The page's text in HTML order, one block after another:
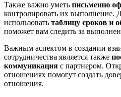
Также важно уметь письменно
контролировать их выполнение.
использовать таблицу сроков и
поможет вам следить за
Важным аспектом в создании
сотрудничества является также
коммуникация с партнером.
отношениях помогут создать
отношения.